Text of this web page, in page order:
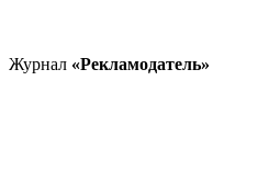
Журнал «Рекламодатель»